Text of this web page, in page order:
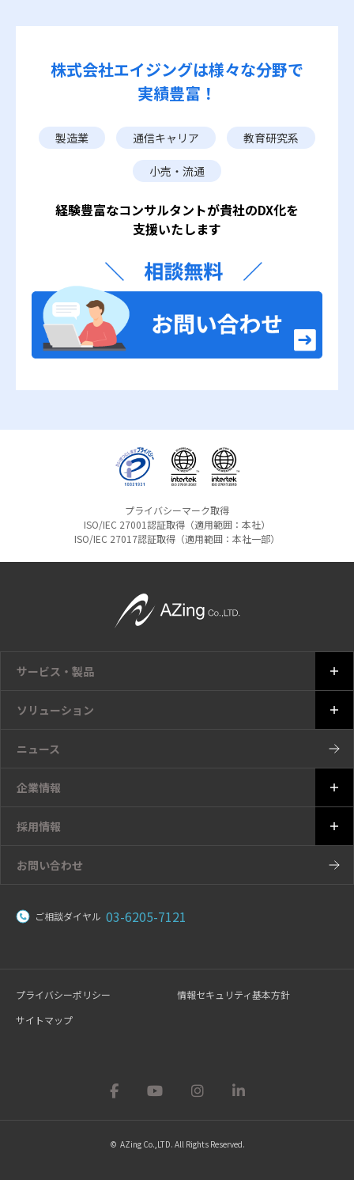
株式会社エイジングは様々な分野で
実績豊富！
製造業 通信キャリア 教育研究系
小売・流通
経験豊富なコンサルタントが貴社のDX化を
支援いたします
プライバシーマーク取得
ISO/IEC 27001認証取得（適用範囲：本社）
ISO/IEC 27017認証取得（適用範囲：本社一部）
サービス・製品
ソリューション
ニュース
企業情報
採用情報
お問い合わせ
ご相談ダイヤル 03-6205-7121
プライバシーポリシー
情報セキュリティ基本方針
サイトマップ
© AZing Co.,LTD. All Rights Reserved.